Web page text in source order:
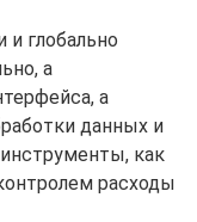
и глобально
а
а
данных и
как
расходы